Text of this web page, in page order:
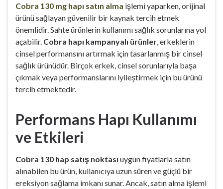
Cobra 130 mg hapı satın alma işlemi yaparken, orijinal
ürünü sağlayan güvenilir bir kaynak tercih etmek
önemlidir. Sahte ürünlerin kullanımı sağlık sorunlarına yol
açabilir. Cobra hapı kampanyalı ürünler , erkeklerin
cinsel performansını artırmak için tasarlanmış bir cinsel
sağlık ürünüdür. Birçok erkek, cinsel sorunlarıyla başa
çıkmak veya performanslarını iyileştirmek için bu ürünü
tercih etmektedir.
Performans Hapı Kullanımı
ve Etkileri
Cobra 130 hap satış noktası uygun fiyatlarla satın
alınabilen bu ürün, kullanıcıya uzun süren ve güçlü bir
ereksiyon sağlama imkanı sunar. Ancak, satın alma işlemi